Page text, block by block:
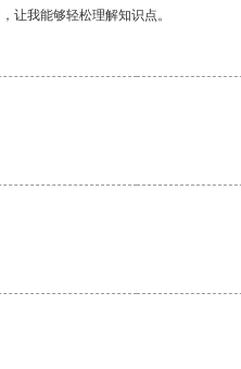
让我能够轻松理解知识点。